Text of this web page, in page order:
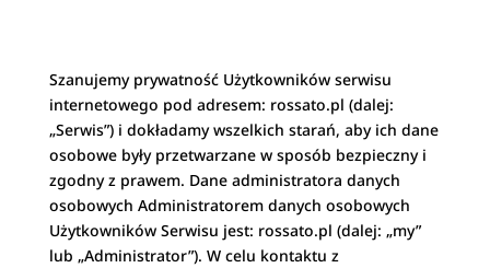
Szanujemy prywatność Użytkowników serwisu
internetowego pod adresem: rossato.pl (dalej:
„Serwis”) i dokładamy wszelkich starań, aby ich dane
osobowe były przetwarzane w sposób bezpieczny i
zgodny z prawem. Dane administratora danych
osobowych Administratorem danych osobowych
Użytkowników Serwisu jest: rossato.pl (dalej: „my”
lub „Administrator”). W celu kontaktu z